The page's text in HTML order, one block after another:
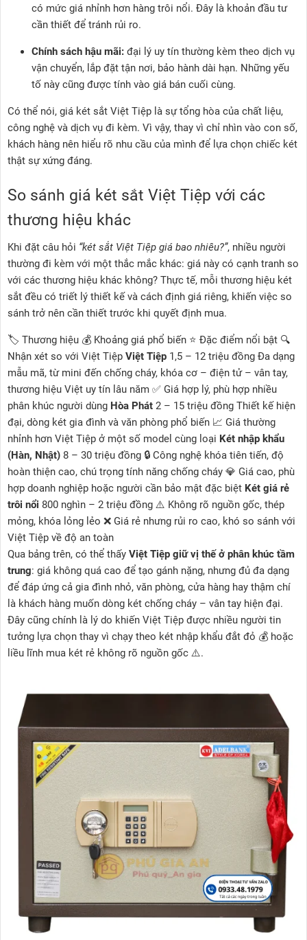
có mức giá nhỉnh hơn hàng trôi nổi. Đây là khoản đầu tư
cần thiết để tránh rủi ro.
Chính sách hậu mãi: đại lý uy tín thường kèm theo dịch vụ
vận chuyển, lắp đặt tận nơi, bảo hành dài hạn. Những yếu
tố này cũng được tính vào giá bán cuối cùng.
Có thể nói, giá két sắt Việt Tiệp là sự tổng hòa của chất liệu,
công nghệ và dịch vụ đi kèm. Vì vậy, thay vì chỉ nhìn vào con số,
khách hàng nên hiểu rõ nhu cầu của mình để lựa chọn chiếc két
thật sự xứng đáng.
So sánh giá két sắt Việt Tiệp với các
thương hiệu khác
Khi đặt câu hỏi “két sắt Việt Tiệp giá bao nhiêu?”, nhiều người
thường đi kèm với một thắc mắc khác: giá này có cạnh tranh so
với các thương hiệu khác không? Thực tế, mỗi thương hiệu két
sắt đều có triết lý thiết kế và cách định giá riêng, khiến việc so
sánh trở nên cần thiết trước khi quyết định mua.
🏷️ Thương hiệu 💰 Khoảng giá phổ biến ⭐ Đặc điểm nổi bật 🔍
Nhận xét so với Việt Tiệp Việt Tiệp 1,5 – 12 triệu đồng Đa dạng
mẫu mã, từ mini đến chống cháy, khóa cơ – điện tử – vân tay,
thương hiệu Việt uy tín lâu năm ✅ Giá hợp lý, phù hợp nhiều
phân khúc người dùng Hòa Phát 2 – 15 triệu đồng Thiết kế hiện
đại, dòng két gia đình và văn phòng phổ biến 📈 Giá thường
nhỉnh hơn Việt Tiệp ở một số model cùng loại Két nhập khẩu
(Hàn, Nhật) 8 – 30 triệu đồng 🔒 Công nghệ khóa tiên tiến, độ
hoàn thiện cao, chú trọng tính năng chống cháy 💎 Giá cao, phù
hợp doanh nghiệp hoặc người cần bảo mật đặc biệt Két giá rẻ
trôi nổi 800 nghìn – 2 triệu đồng ⚠️ Không rõ nguồn gốc, thép
mỏng, khóa lỏng lẻo ❌ Giá rẻ nhưng rủi ro cao, khó so sánh với
Việt Tiệp về độ an toàn
Qua bảng trên, có thể thấy Việt Tiệp giữ vị thế ở phân khúc tầm
trung: giá không quá cao để tạo gánh nặng, nhưng đủ đa dạng
để đáp ứng cả gia đình nhỏ, văn phòng, cửa hàng hay thậm chí
là khách hàng muốn dòng két chống cháy – vân tay hiện đại.
Đây cũng chính là lý do khiến Việt Tiệp được nhiều người tin
tưởng lựa chọn thay vì chạy theo két nhập khẩu đắt đỏ 💰 hoặc
liều lĩnh mua két rẻ không rõ nguồn gốc ⚠️.